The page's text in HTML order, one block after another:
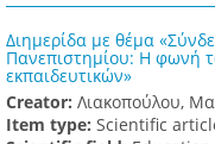
Διημερίδα με θέμα
Πανεπιστημίου: Η φωνή
εκπαιδευτικών»
Creator: Λιακοπούλου,
Item type: Scientific